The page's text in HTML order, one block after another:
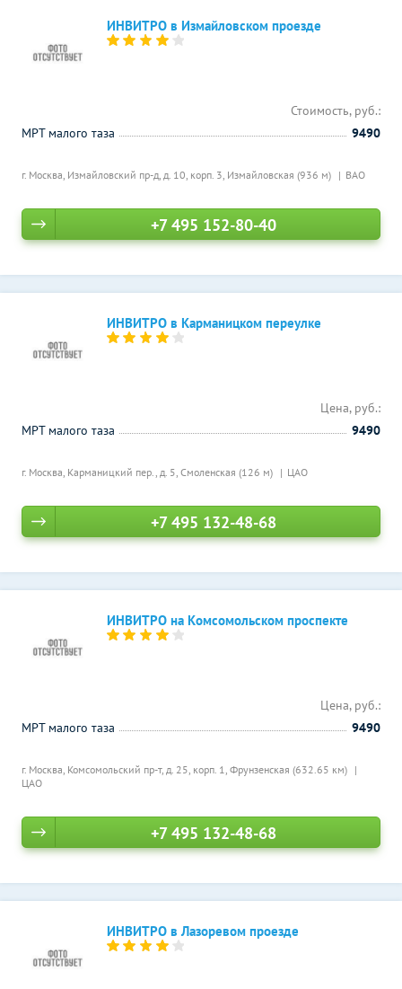
ИНВИТРО в Измайловском проезде
г. Москва, Измайловский пр-д, д. 10, корп. 3, Измайловская (936 м) ВАО
Стоимость, руб.:
МРТ малого таза
9490
+7 495 152-80-40
ИНВИТРО в Карманицком переулке
г. Москва, Карманицкий пер., д. 5, Смоленская (126 м) ЦАО
Цена, руб.:
МРТ малого таза
9490
+7 495 132-48-68
ИНВИТРО на Комсомольском проспекте
г. Москва, Комсомольский пр-т, д. 25, корп. 1, Фрунзенская (632.65 км)
ЦАО
Цена, руб.:
МРТ малого таза
9490
+7 495 132-48-68
ИНВИТРО в Лазоревом проезде